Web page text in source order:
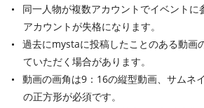
同一人物が複数アカウントでイベントに
アカウントが失格になります。
過去にmystaに投稿したことのある動画
ていただく場合があります。
動画の画角は9：16の縦型動画、サムネ
の正方形が必須です。